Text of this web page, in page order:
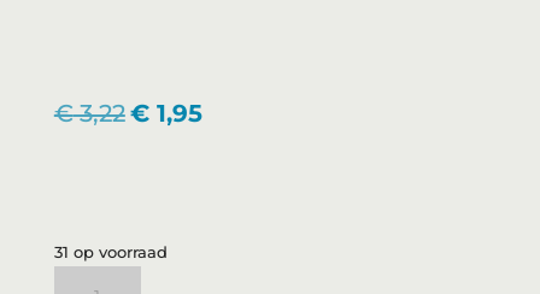
€3,22Oorspronkelijke
€1,95Huidige
31 op voorraad